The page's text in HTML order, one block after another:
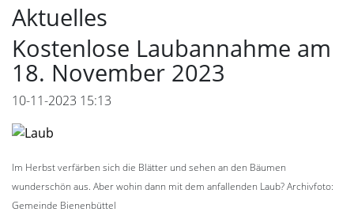
Aktuelles
Kostenlose Laubannahme am
18. November 2023
10-11-2023 15:13
Im Herbst verfärben sich die Blätter und sehen an den Bäumen
wunderschön aus. Aber wohin dann mit dem anfallenden Laub? Archivfoto:
Gemeinde Bienenbüttel